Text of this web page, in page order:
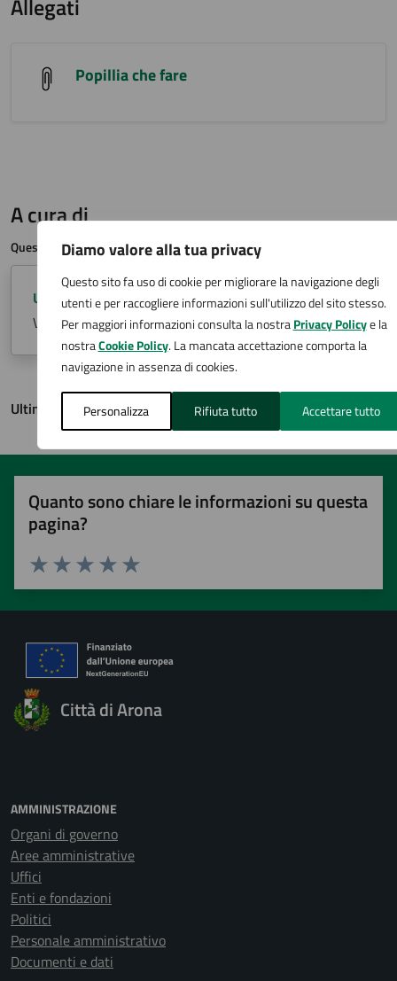
Diamo valore alla tua privacy
Questo sito fa uso di cookie per migliorare la navigazione degli
utenti e per raccogliere informazioni sull'utilizzo del sito stesso.
Per maggiori informazioni consulta la nostraPrivacy Policye la
nostraCookie Policy. La mancata accettazione comporta la
navigazione in assenza di cookies.
Personalizza Rifiuta tutto Accettare tutto
Allegati
Popillia che fare
A cura di
Questa pagina è gestita da
Ufficio Verde pubblico ed ambiente
Via San Carlo 2, Arona (NO)
Ultimo aggiornamento: 29/05/2026, 13:40
Quanto sono chiare le informazioni su questa
pagina?
Valuta 5 stelle su 5
Valuta 4 stelle su 5
Valuta 3 stelle su 5
Valuta 2 stelle su 5
Valuta 1 stelle su 5
Città di Arona
AMMINISTRAZIONE
Organi di governo
Aree amministrative
Uffici
Enti e fondazioni
Politici
Personale amministrativo
Documenti e dati